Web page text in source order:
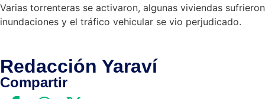
Varias torrenteras se activaron, algunas viviendas sufrieron
inundaciones y el tráfico vehicular se vio perjudicado.
Redacción Yaraví
Compartir